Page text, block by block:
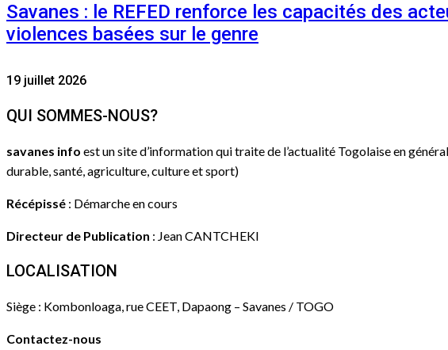
Savanes : le REFED renforce les capacités des
violences basées sur le genre
19 juillet 2026
QUI SOMMES-NOUS?
savanes info est un site d’information qui traite de l’actualité Togolaise en
durable, santé, agriculture, culture et sport)
Récépissé : Démarche en cours
Directeur de Publication : Jean CANTCHEKI
LOCALISATION
Siège : Kombonloaga, rue CEET, Dapaong – Savanes / TOGO
Contactez-nous